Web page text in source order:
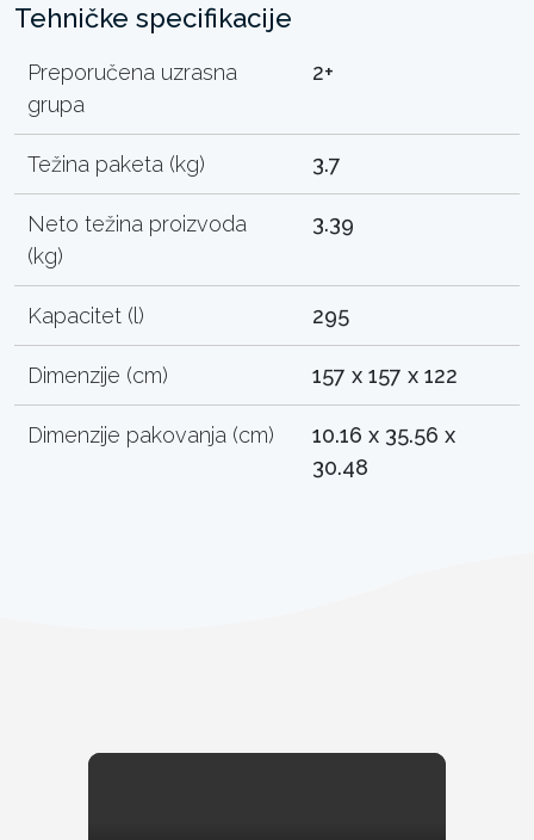
Tehničke specifikacije
Preporučena uzrasna
grupa
2+
Težina paketa (kg) 3.7
Neto težina proizvoda
(kg)
3.39
Kapacitet (l) 295
Dimenzije (cm) 157 x 157 x 122
Dimenzije pakovanja (cm)
10.16 x 35.56 x
30.48